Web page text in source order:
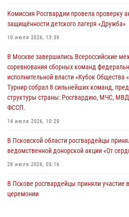
безопасности во время празднования
02 августа 2026, 13:28
улицу Труда
31 июля 2026, 13:53
В Санкт-Петербурге прошел окружной
Всероссийского конкурса
сотрудников вневедомственной охраны
Росгвардейцы одержали победу
Комиссия Росгвардии провела проверку
защищённости детского лагеря «Дружба»
10 июля 2026, 13:39
В Москве завершились Всероссийские
соревнования сборных команд
исполнительной власти «Кубок Общества
Турнир собрал 8 сильнейших команд,
структуры страны: Росгвардию, МЧС,
ФССП.
14 июля 2026, 10:29
В Псковской области росгвардейцы
ведомственной донорской акции «От
28 июля 2026, 05:16
В Пскове росгвардейцы приняли участие
церемонии